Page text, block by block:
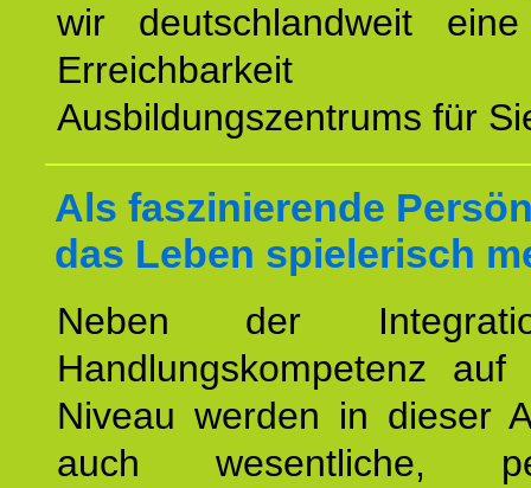
wir deutschlandweit
Erreichbarkeit
Ausbildungszentrums für
Als faszinierende
das Leben spielerisch
Neben der
Handlungskompetenz auf
Niveau werden in dieser
auch wesentliche,